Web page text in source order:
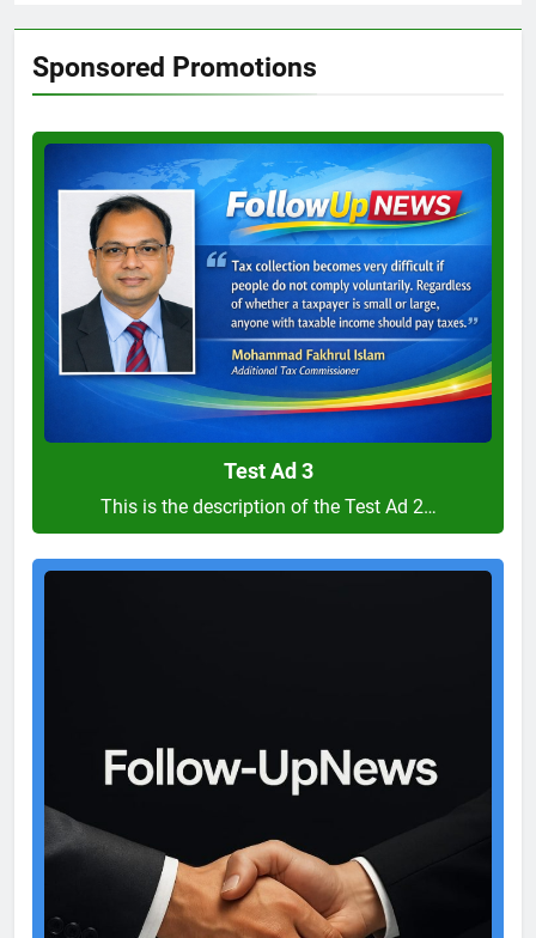
Sponsored Promotions
Test
Ad
3
Test Ad 3
This is the description of the Test Ad 2…